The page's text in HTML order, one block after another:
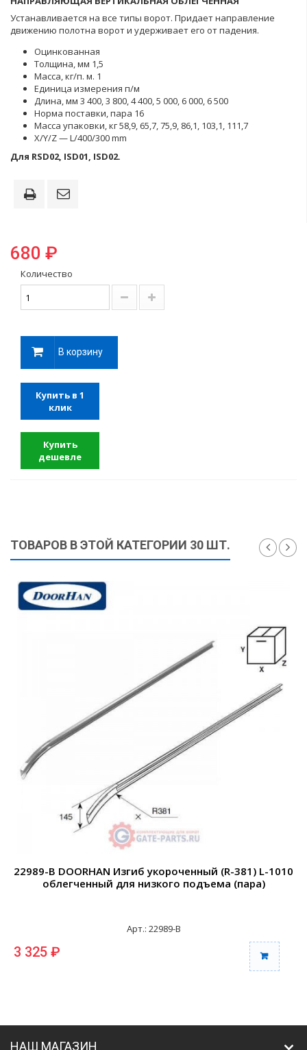
Устанавливается на все типы ворот. Придает направление
движению полотна ворот и удерживает его от падения.
Оцинкованная
Толщина, мм 1,5
Масса, кг/п. м. 1
Единица измерения п/м
Длина, мм 3 400, 3 800, 4 400, 5 000, 6 000, 6 500
Норма поставки, пара 16
Масса упаковки, кг 58,9, 65,7, 75,9, 86,1, 103,1, 111,7
X/Y/Z — L/400/300 mm
Для RSD02, ISD01, ISD02.
680 ₽
Количество
В корзину
Купить в 1
клик
Купить
дешевле
ТОВАРОВ В ЭТОЙ КАТЕГОРИИ 30 ШТ.
22989-B DOORHAN Изгиб укороченный (R-381) L-1010
облегченный для низкого подъема (пара)
Арт.: 22989-B
3 325 ₽
НАШ МАГАЗИН